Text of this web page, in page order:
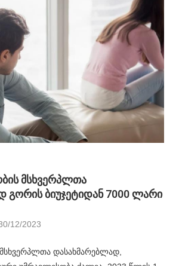
მსხვერპლთა
გორის ბიუჯეტიდან 7000 ლარი
12/2023
დასახმარებლად,